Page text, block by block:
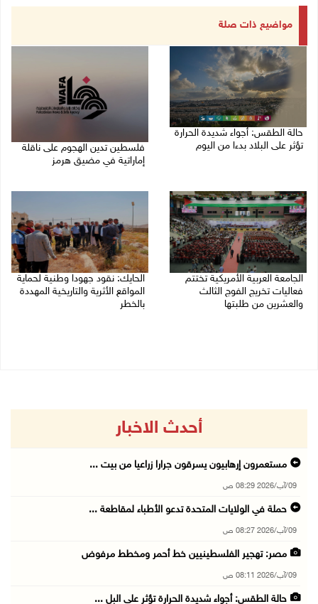
مواضيع ذات صلة
حالة الطقس: أجواء شديدة الحرارة
تؤثر على البلاد بدءا من اليوم
فلسطين تدين الهجوم على ناقلة
إماراتية في مضيق هرمز
الجامعة العربية الأمريكية تختتم
فعاليات تخريج الفوج الثالث
والعشرين من طلبتها
الحايك: نقود جهودا وطنية لحماية
المواقع الأثرية والتاريخية المهددة
بالخطر
أحدث الاخبار
مستعمرون إرهابيون يسرقون جرارا زراعيا من بيت ...
09/آب/2026 08:29 ص
حملة في الولايات المتحدة تدعو الأطباء لمقاطعة ...
09/آب/2026 08:27 ص
مصر: تهجير الفلسطينيين خط أحمر ومخطط مرفوض
09/آب/2026 08:11 ص
حالة الطقس: أجواء شديدة الحرارة تؤثر على البل ...